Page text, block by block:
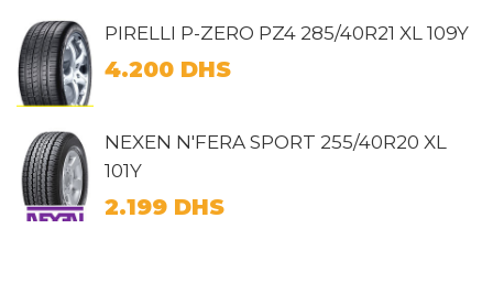
PIRELLI P-ZERO PZ4 285/40R21 XL 109Y
4.200 DHS
NEXEN N'FERA SPORT 255/40R20 XL
101Y
2.199 DHS